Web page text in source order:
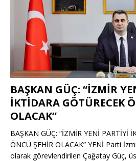
BAŞKAN GÜÇ: “İZMİR
İKTİDARA GÖTÜRECEK
OLACAK”
BAŞKAN GÜÇ: “İZMİR YENİ PARTİYİ
ÖNCÜ ŞEHİR OLACAK” YENİ Parti
olarak görevlendirilen Çağatay Güç,